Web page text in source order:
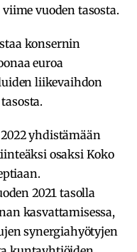
vuoden tasosta.
konsernin
euroa
liikevaihdon
yhdistämään
osaksi Koko
2021 tasolla
kasvattamisessa,
synergiahyötyjen